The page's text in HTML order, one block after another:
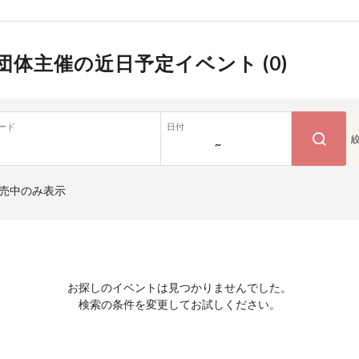
体主催の近日予定イベント (0)
ド 日付
~
中のみ表示
お探しのイベントは見つかりませんでした。
検索の条件を変更してお試しください。